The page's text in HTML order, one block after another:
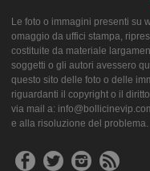
Le foto o immagini presenti su
omaggio da uffici stampa,
costituite da materiale
soggetti o gli autori avessero
questo sito delle foto o delle
riguardanti il copyright o il
via mail a:
e alla risoluzione del problema.